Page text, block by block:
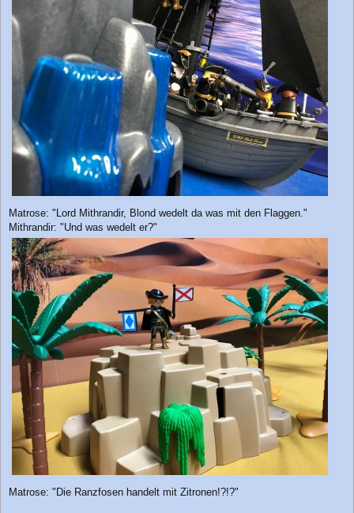
Matrose: "Lord Mithrandir, Blond wedelt da was mit den Flaggen."
Mithrandir: "Und was wedelt er?"
Matrose: "Die Ranzfosen handelt mit Zitronen!?!?"